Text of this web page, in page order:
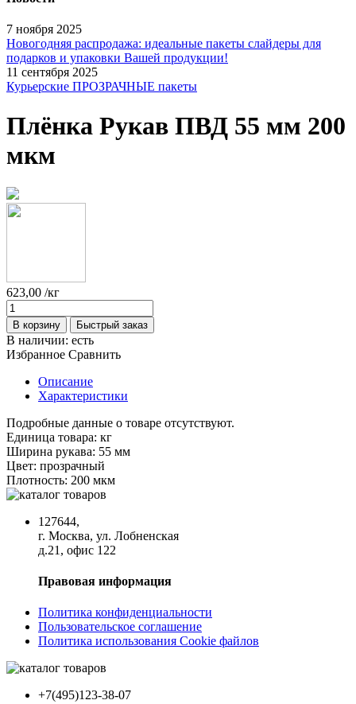
7 ноября 2025
Новогодняя распродажа: идеальные пакеты слайдеры для
подарков и упаковки Вашей продукции!
11 сентября 2025
Курьерские ПРОЗРАЧНЫЕ пакеты
Плёнка Рукав ПВД 55 мм 200
мкм
623,00 /кг
В корзину Быстрый заказ
В наличии: есть
Избранное Сравнить
Описание
Характеристики
Подробные данные о товаре отсутствуют.
Единица товара: кг
Ширина рукава: 55 мм
Цвет: прозрачный
Плотность: 200 мкм
127644,
г. Москва, ул. Лобненская
д.21, офис 122
Правовая информация
Политика конфиденциальности
Пользовательское соглашение
Политика использования Cookie файлов
+7(495)123-38-07